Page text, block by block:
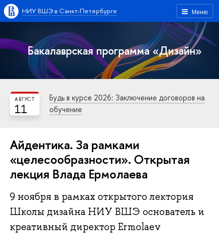
Меню
НИУ ВШЭ в Санкт-Петербурге
Бакалаврская программа «Дизайн»
11
АВГУСТ
Будь в курсе 2026: Заключение договоров на
обучение
Айдентика. За рамками
«целесообразности». Открытая
лекция Влада Ермолаева
9 ноября в рамках открытого лектория
Школы дизайна НИУ ВШЭ основатель и
креативный директор Ermolaev